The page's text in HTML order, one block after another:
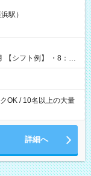
駅）
OK / 10名以上の大量
詳細へ